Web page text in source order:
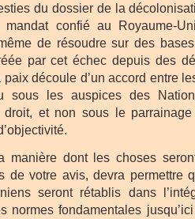
du dossier de la
mandat confié au Royaume-
de résoudre sur des
par cet échec depuis des
paix découle d’un accord entre
sous les auspices des
droit, et non sous le parrainage
manière dont les choses
de votre avis, devra permettre
seront rétablis dans
normes fondamentales